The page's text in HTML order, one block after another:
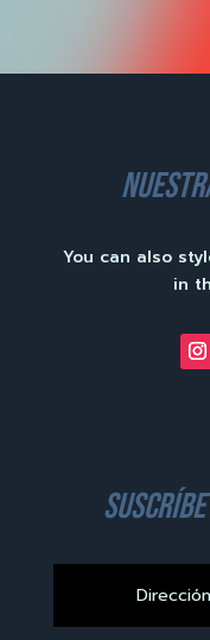
You can also
in